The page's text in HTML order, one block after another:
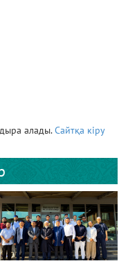
алады.Сайтқа кіру